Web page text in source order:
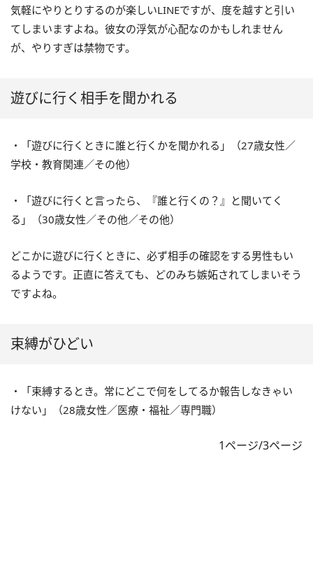
気軽にやりとりするのが楽しいLINEですが、度を越すと引い
てしまいますよね。彼女の浮気が心配なのかもしれません
が、やりすぎは禁物です。
遊びに行く相手を聞かれる
・「遊びに行くときに誰と行くかを聞かれる」（27歳女性／
学校・教育関連／その他）
・「遊びに行くと言ったら、『誰と行くの？』と聞いてく
る」（30歳女性／その他／その他）
どこかに遊びに行くときに、必ず相手の確認をする男性もい
るようです。正直に答えても、どのみち嫉妬されてしまいそう
ですよね。
束縛がひどい
・「束縛するとき。常にどこで何をしてるか報告しなきゃい
けない」（28歳女性／医療・福祉／専門職）
1ページ/3ページ